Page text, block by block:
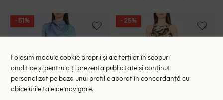
- 51% - 25%
Folosim module cookie proprii și ale terților în scopuri
analitice și pentru a-ți prezenta publicitate și conținut
personalizat pe baza unui profil elaborat în concordanță cu
obiceiurile tale de navigare.